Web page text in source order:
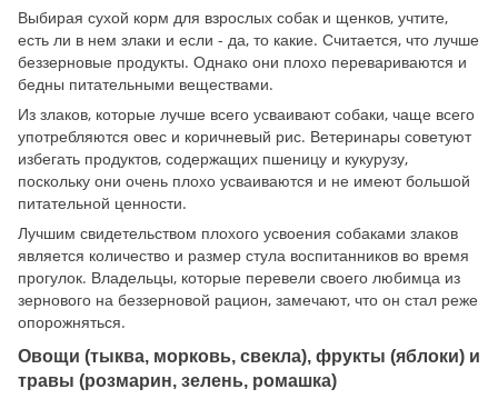
Выбирая сухой корм для взрослых собак и щенков, учтите,
есть ли в нем злаки и если - да, то какие. Считается, что лучше
беззерновые продукты. Однако они плохо перевариваются и
бедны питательными веществами.
Из злаков, которые лучше всего усваивают собаки, чаще всего
употребляются овес и коричневый рис. Ветеринары советуют
избегать продуктов, содержащих пшеницу и кукурузу,
поскольку они очень плохо усваиваются и не имеют большой
питательной ценности.
Лучшим свидетельством плохого усвоения собаками злаков
является количество и размер стула воспитанников во время
прогулок. Владельцы, которые перевели своего любимца из
зернового на беззерновой рацион, замечают, что он стал реже
опорожняться.
Овощи (тыква, морковь, свекла), фрукты (яблоки) и
травы (розмарин, зелень, ромашка)